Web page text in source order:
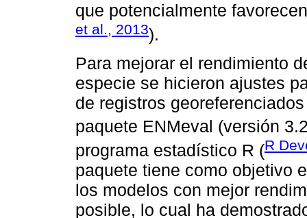
que potencialmente
et al., 2013).
Para mejorar el rendimiento
especie se hicieron ajustes
de registros
paquete ENMeval (versión
programa estadístico R (R
paquete tiene como objetivo
los modelos con mejor
posible, lo cual ha